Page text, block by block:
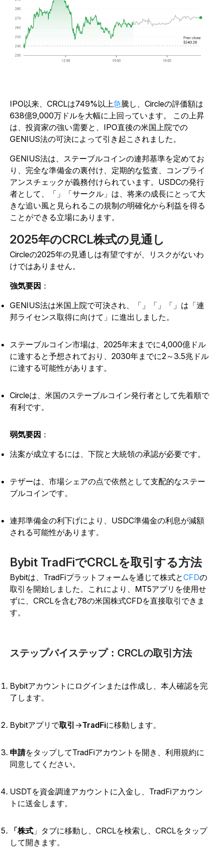
IPO以来、CRCLは749%以上急騰し、Circleの評価額は
638億9,000万ドルを大幅に上回っています。 この上昇
は、投資家の強い需要と、IPO直後の米国上院での
GENIUS法の可決によって引き起こされました。
GENIUS法は、ステーブルコインの連邦基準を定めてお
り、完全な準備金の裏付け、定期的な監査、コンプライ
アンスチェックが義務付けられています。USDCの発行
者として、「」「サークル」は、将来の成長にとって大
きな追い風と見られるこの規制の明確化から利益を得る
ことができる立場にあります。
2025年のCRCL株式の見通し
Circleの2025年の見通しは有望ですが、リスクがないわ
けではありません。
強気要因 ：
GENIUS法は米国上院で可決され、「」「」「」は「連
邦ライセンス取得に向けて」に進出しました。
ステーブルコイン市場は、2025年末までに4,000億ドル
に達すると予想されており、2030年までに2～3.5兆ドル
に達する可能性があります。
Circleは、米国のステーブルコイン発行者として先着順で
有利です。
弱気要因 ：
法案が成立するには、下院と大統領の承認が必要です。
テザーは、市場シェアの点で依然として支配的なステー
ブルコインです。
連邦準備金の利下げにより、USDC準備金の利息が減額
される可能性があります。
Bybit TradFiでCRCLを取引する方法
Bybitは、TradFiプラットフォームを通じて株式とCFDの
取引を開始しました。これにより、MT5アプリを使用せ
ずに、CRCLを含む78の米国株式CFDを直接取引できま
す。
ステップバイステップ：CRCLの取引方法
Bybitアカウントにログインまたは作成し、本人確認を完
了します。
Bybitアプリで取引 →TradFiに移動します。
申請をタップしてTradFiアカウントを開き、利用規約に
同意してください。
USDTを資金調達アカウントに入金し、TradFiアカウン
トに送金します。
「株式 」タブに移動し、CRCLを検索し、CRCLをタップ
して開きます。